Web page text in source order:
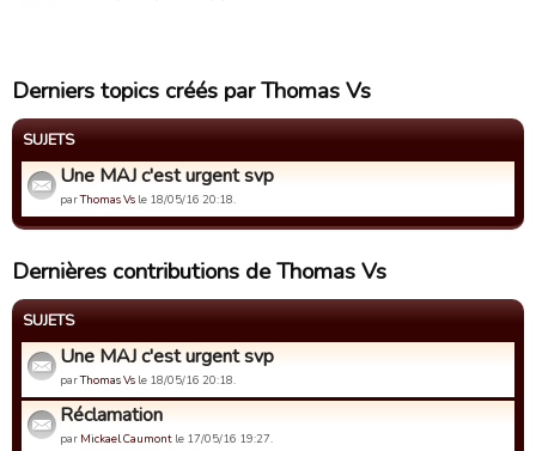
Derniers topics créés par Thomas Vs
SUJETS
Une MAJ c'est urgent svp
parThomas Vs le 18/05/16 20:18.
Dernières contributions de Thomas Vs
SUJETS
Une MAJ c'est urgent svp
parThomas Vs le 18/05/16 20:18.
Réclamation
par Mickael Caumont le 17/05/16 19:27.